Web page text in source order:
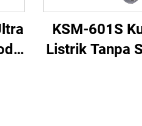
KSM-601S
Listrik Tanpa